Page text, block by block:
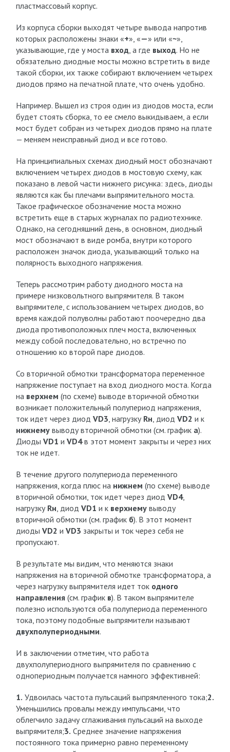
пластмассовый корпус.
Из корпуса сборки выходят четыре вывода напротив
которых расположены знаки «+», «—» или «~»,
указывающие, где у моста вход, а где выход. Но не
обязательно диодные мосты можно встретить в виде
такой сборки, их также собирают включением четырех
диодов прямо на печатной плате, что очень удобно.
Например. Вышел из строя один из диодов моста, если
будет стоять сборка, то ее смело выкидываем, а если
мост будет собран из четырех диодов прямо на плате
— меняем неисправный диод и все готово.
На принципиальных схемах диодный мост обозначают
включением четырех диодов в мостовую схему, как
показано в левой части нижнего рисунка: здесь, диоды
являются как бы плечами выпрямительного моста.
Такое графическое обозначение моста можно
встретить еще в старых журналах по радиотехнике.
Однако, на сегодняшний день, в основном, диодный
мост обозначают в виде ромба, внутри которого
расположен значок диода, указывающий только на
полярность выходного напряжения.
Теперь рассмотрим работу диодного моста на
примере низковольтного выпрямителя. В таком
выпрямителе, с использованием четырех диодов, во
время каждой полуволны работают поочередно два
диода противоположных плеч моста, включенных
между собой последовательно, но встречно по
отношению ко второй паре диодов.
Со вторичной обмотки трансформатора переменное
напряжение поступает на вход диодного моста. Когда
на верхнем (по схеме) выводе вторичной обмотки
возникает положительный полупериод напряжения,
ток идет через диод VD3, нагрузку Rн, диод VD2 и к
нижнемувыводу вторичной обмотки (см. график а).
Диоды VD1 и VD4в этот момент закрыты и через них
ток не идет.
В течение другого полупериода переменного
напряжения, когда плюс на нижнем (по схеме) выводе
вторичной обмотки, ток идет через диод VD4,
нагрузку Rн, диод VD1 и к верхнемувыводу
вторичной обмотки (см. график б). В этот момент
диоды VD2 и VD3 закрыты и ток через себя не
пропускают.
В результате мы видим, что меняются знаки
напряжения на вторичной обмотке трансформатора, а
через нагрузку выпрямителя идет ток одного
направления(см. график в). В таком выпрямителе
полезно используются оба полупериода переменного
тока, поэтому подобные выпрямители называют
двухполупериодными.
И в заключении отметим, что работа
двухполупериодного выпрямителя по сравнению с
однопериодным получается намного эффективней:
1. Удвоилась частота пульсаций выпрямленного тока;2.
Уменьшились провалы между импульсами, что
облегчило задачу сглаживания пульсаций на выходе
выпрямителя;3. Среднее значение напряжения
постоянного тока примерно равно переменному